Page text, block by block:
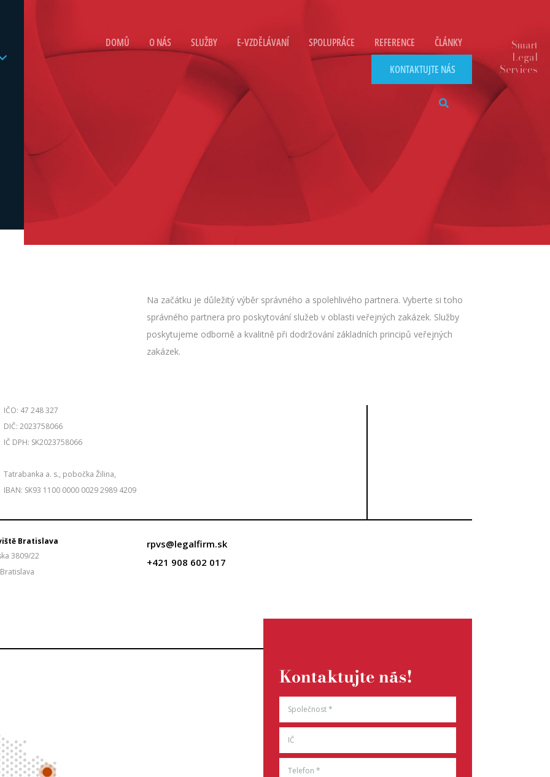
DOMŮ O NÁS SLUŽBY E-VZDĚLÁVANÍ SPOLUPRÁCE REFERENCE
ČLÁNKY
KONTAKTUJTE NÁS
Na začátku je důležitý výběr správného a spolehlivého partnera. Vyberte si toho
správného partnera pro poskytování služeb v oblasti veřejných zakázek. Služby
poskytujeme odborně a kvalitně při dodržování základních principů veřejných
zakázek.
IČO: 47 248 327
DIČ: 2023758066
IČ DPH: SK2023758066
Tatrabanka a. s., pobočka Žilina,
IBAN: SK93 1100 0000 0029 2989 4209
Bratislava
3809/22
rpvs@legalfirm.sk
+421 908 602 017
Kontaktujte nás!